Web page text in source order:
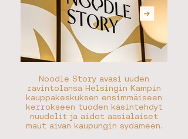
Noodle Story avasi uuden
ravintolansa Helsingin Kampin
kauppakeskuksen ensimmäiseen
kerrokseen tuoden käsintehdyt
nuudelit ja aidot aasialaiset
maut aivan kaupungin sydämeen.